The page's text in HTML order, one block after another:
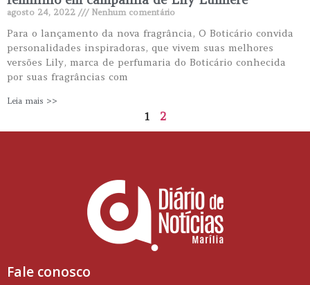
agosto 24, 2022 Nenhum comentário
Para o lançamento da nova fragrância, O Boticário convida
personalidades inspiradoras, que vivem suas melhores
versões Lily, marca de perfumaria do Boticário conhecida
por suas fragrâncias com
Leia mais >>
1 2
Fale conosco